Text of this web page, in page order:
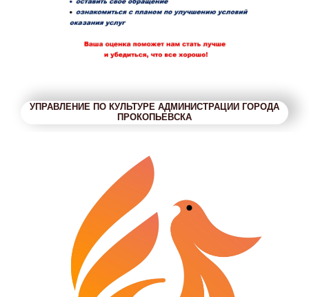
УПРАВЛЕНИЕ ПО КУЛЬТУРЕ АДМИНИСТРАЦИИ ГОРОДА
ПРОКОПЬЕВСКА